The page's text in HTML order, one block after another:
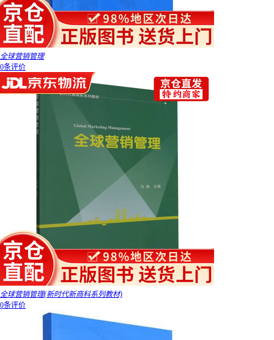
全球营销管理
0条评价
全球营销管理(新时代新商科系列教材)
0条评价